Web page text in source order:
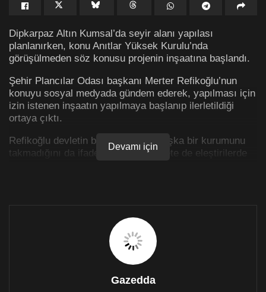
Dipkarpaz Altın Kumsal’da seyir alanı yapılası
planlanırken, konu Anıtlar Yüksek Kurulu’nda
görüşülmeden söz konusu projenin inşaatına başlandı.
Şehir Plancılar Odası başkanı Merter Refikoğlu’nun
konuyu sosyal medyada gündem ederek, yapılması için
izin istenen inşaatın yapılmaya başlanıp ilerletildiği
ortaya çıktı.
Refikoğlu devletin bir kurumunun başka bir kurumunu
takmadığını da ifade ederek hükümete de eleştirilerde
Devamı için
Gazedda